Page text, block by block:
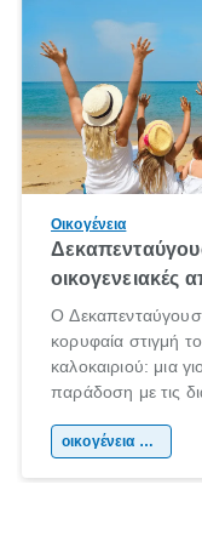
Οικογένεια
οικογενειακές
Ο
κορυφαία στιγμή
καλοκαιριού: μια
παράδοση με τις
χώρας. Είτεοικογένεια & παιδί